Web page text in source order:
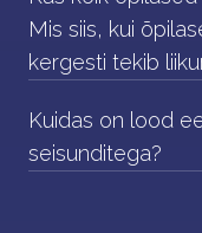
Mis siis, kui
kergesti tekib
Kuidas on lood
seisunditega?